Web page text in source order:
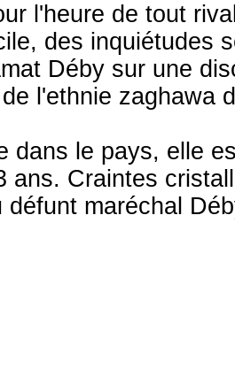
l'heure de tout
des inquiétudes
Déby sur une
l'ethnie zaghawa
dans le pays, elle
ans. Craintes
défunt maréchal